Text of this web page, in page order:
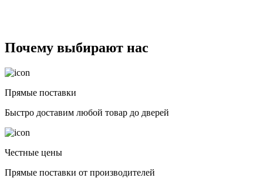
Почему выбирают нас
Прямые поставки
Быстро доставим любой товар до дверей
Честные цены
Прямые поставки от производителей